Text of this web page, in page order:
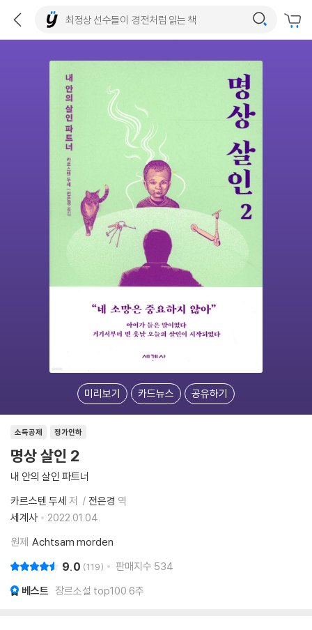
미리보기 카드뉴스 공유하기
소득공제 정가인하
명상 살인 2
내 안의 살인 파트너
카르스텐 두세 저 전은경 역
세계사
2022.01.04.
원제 Achtsam morden
9.0 119 판매지수 534
베스트 장르소설 top100 6주